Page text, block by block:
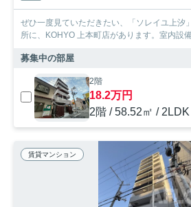
ぜひ一度見ていただきたい、「ソレイユ上汐
所に、KOHYO 上本町店があります。室内設
募集中の部屋
2階
18.2万円
2階 / 58.52㎡ / 2LDK
賃貸マンション